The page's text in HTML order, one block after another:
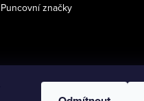
Puncovní značky